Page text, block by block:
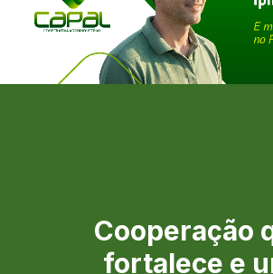
Cooperação
fortalece e